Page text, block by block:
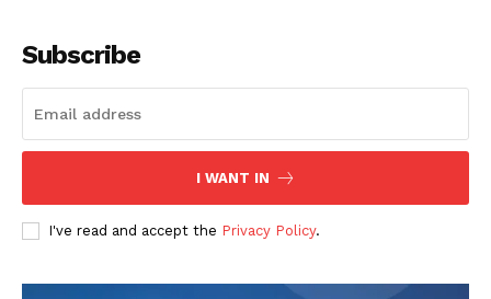
Subscribe
I WANT IN
I've read and accept the Privacy Policy.